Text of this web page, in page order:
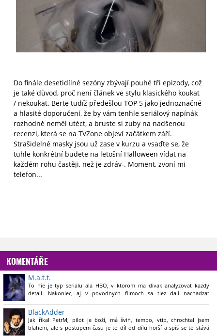
Do finále desetidílné sezóny zbývají pouhé tři epizody, což
je také důvod, proč není článek ve stylu klasického koukat
/ nekoukat. Berte tudíž předešlou TOP 5 jako jednoznačné
a hlasité doporučení, že by vám tenhle seriálový napínák
rozhodně neměl utéct, a bruste si zuby na nadšenou
recenzi, která se na TVZone objeví začátkem září.
Strašidelné masky jsou už zase v kurzu a vsaďte se, že
tuhle konkrétní budete na letošní Halloween vídat na
každém rohu častěji, než je zdráv-. Moment, zvoní mi
telefon...
KOMENTÁŘE
M.a.t.t.
To nie je typ serialu ala HBO, v ktorom ma divak analyzovat kazdy
detail. Nakoniec, aj v povodnych filmoch sa tiez dali nachadzat
prilis mlado? Naopak, ked si mam predstavit, ze ich postavy su
sestnastrocne, tak s tym mam vlastne trosku problem
BlackAdder
Jak říkal PetrM, pilot je boží, má švih, tempo, vtip, chrochtal jsem
blahem, ale s postupem času je to díl od dílu horší a spíš se to stává